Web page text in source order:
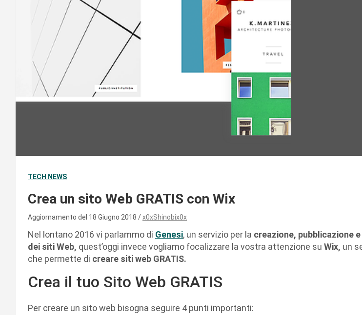
TECH NEWS
Crea un sito Web GRATIS con Wix
Aggiornamento del 18 Giugno 2018 x0xShinobix0x
Nel lontano 2016 vi parlammo di Genesi, un servizio per la creazione, pubblicazione
dei siti Web, quest’oggi invece vogliamo focalizzare la vostra attenzione su Wix, un
che permette di creare siti web GRATIS.
Crea il tuo Sito Web GRATIS
Per creare un sito web bisogna seguire 4 punti importanti: